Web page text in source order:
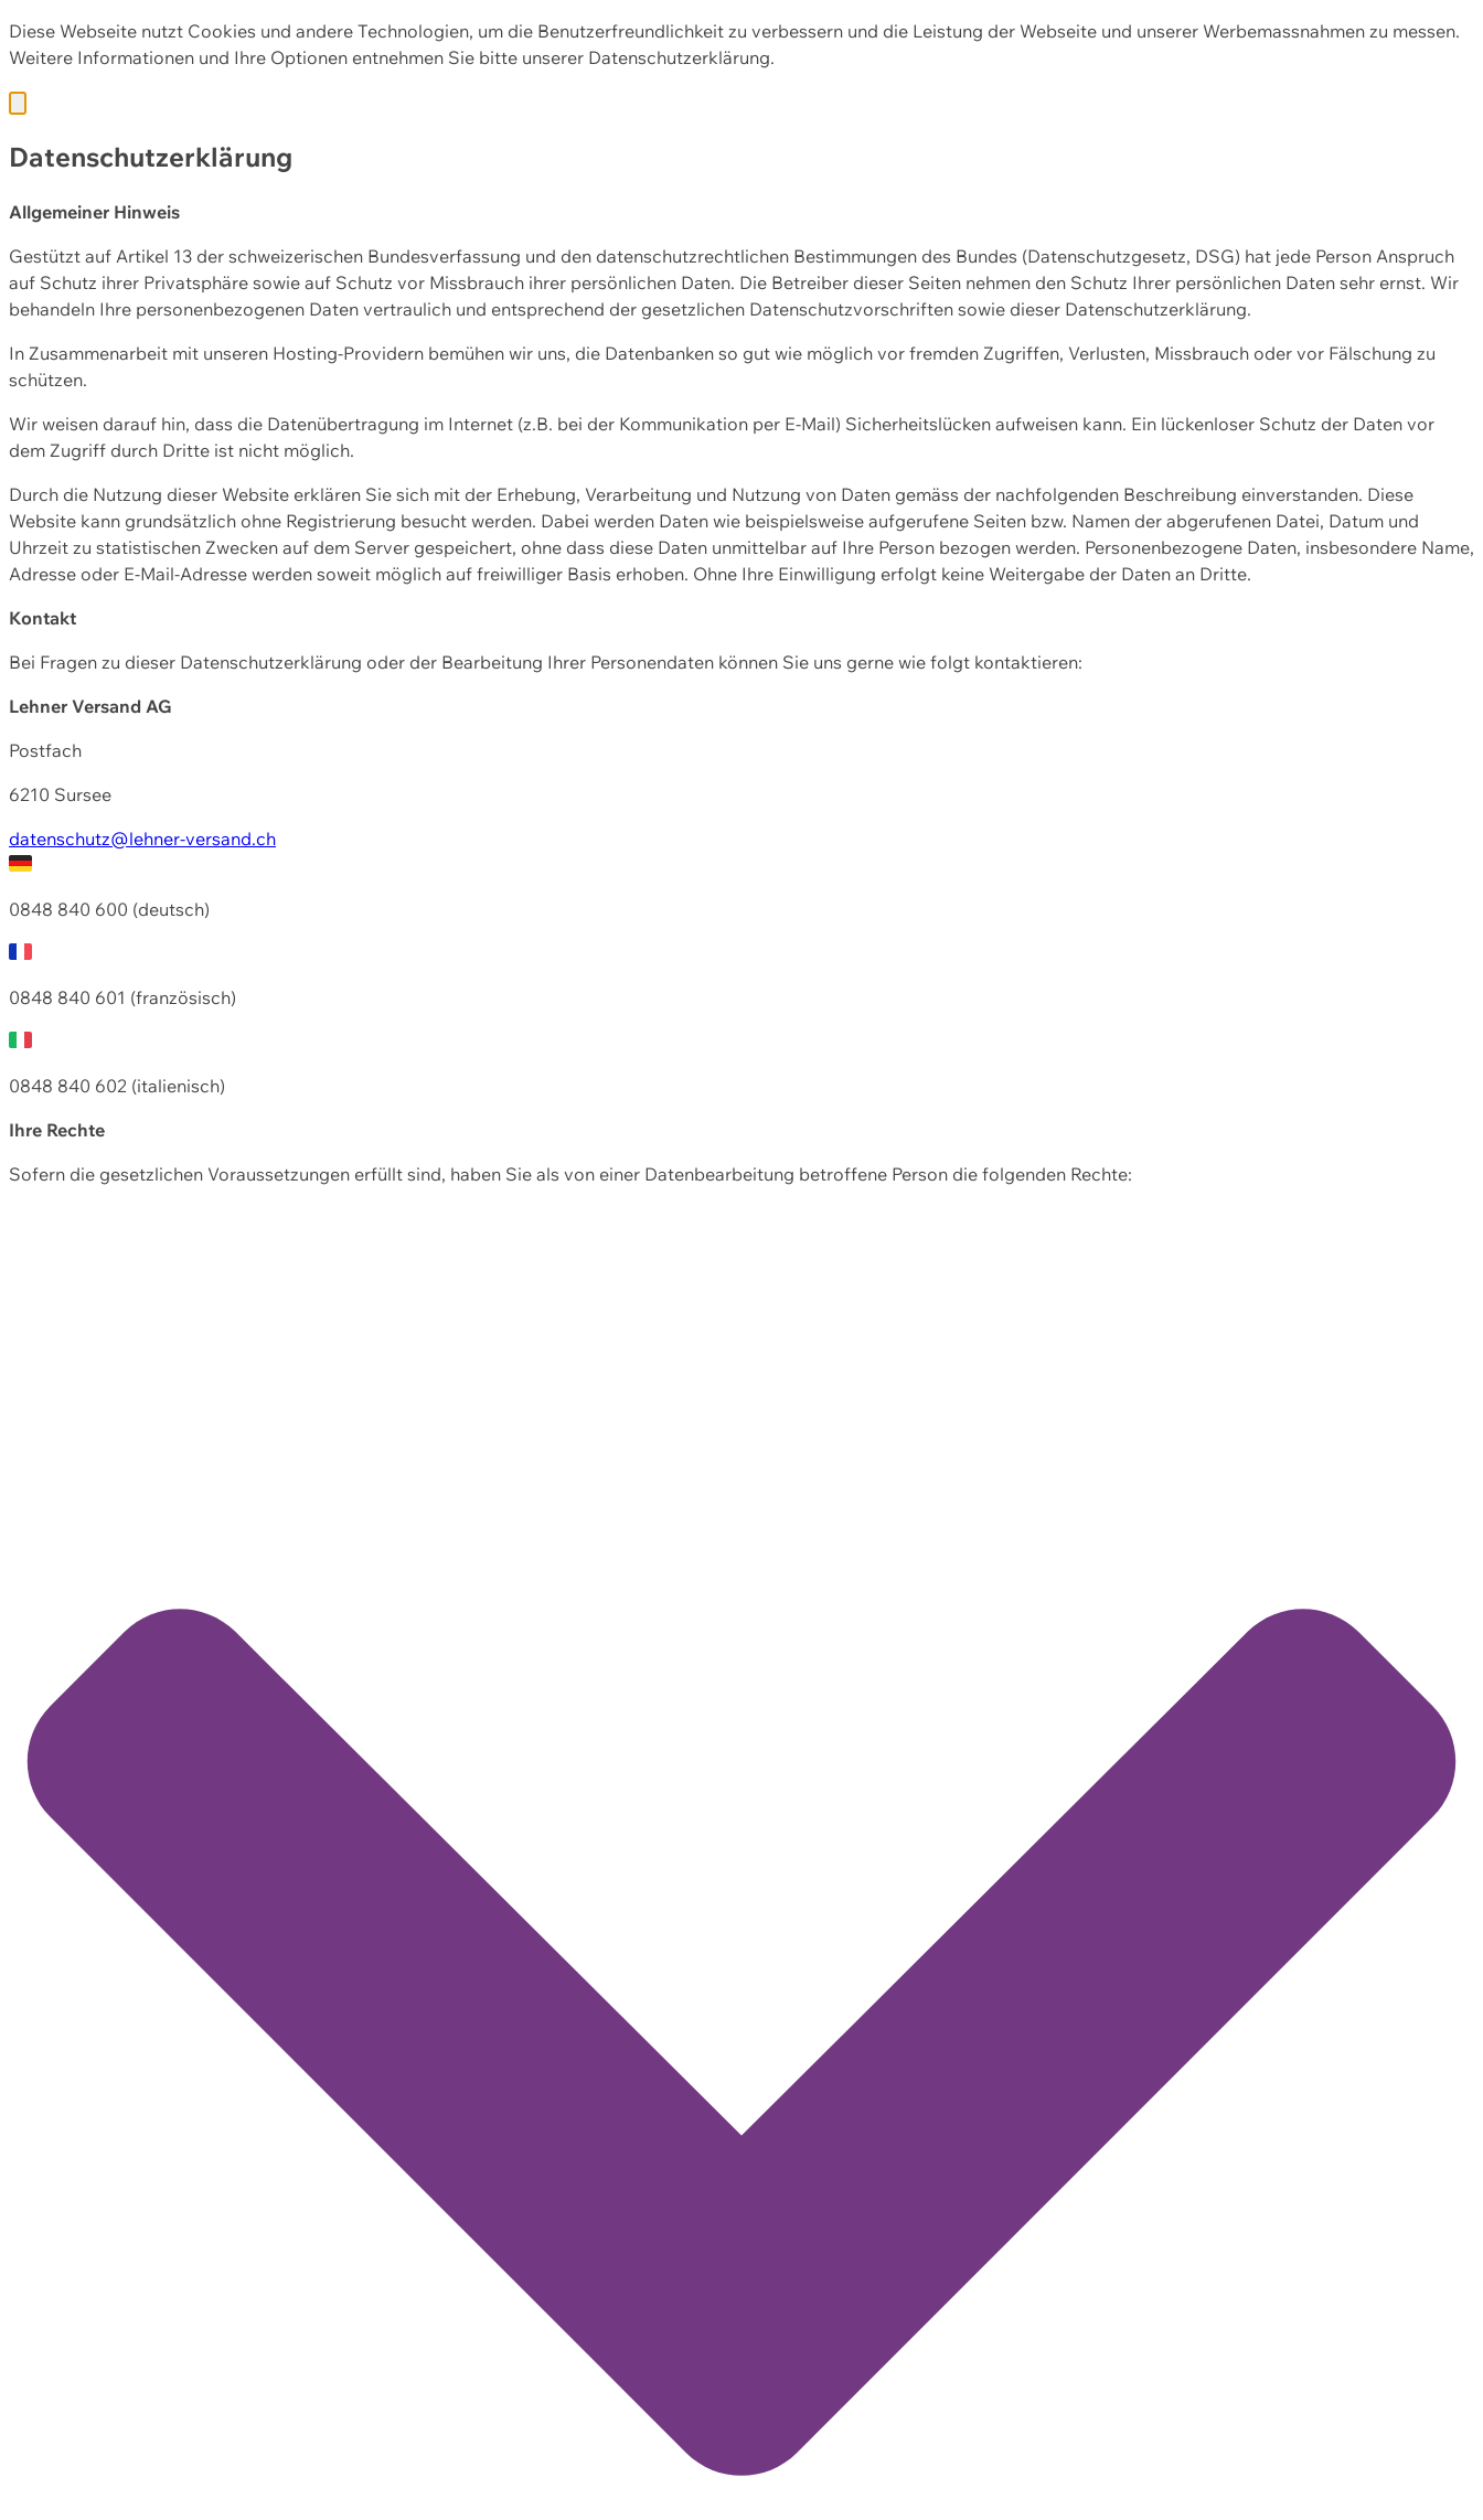
Diese Webseite nutzt Cookies und andere Technologien, um die Benutzerfreundlichkeit zu verbessern und die Leistung der Webseite und unserer Werbemassnahmen zu messen.
Weitere Informationen und Ihre Optionen entnehmen Sie bitte unserer Datenschutzerklärung.
Datenschutzerklärung
Allgemeiner Hinweis
Gestützt auf Artikel 13 der schweizerischen Bundesverfassung und den datenschutzrechtlichen Bestimmungen des Bundes (Datenschutzgesetz, DSG) hat jede Person Anspruch
auf Schutz ihrer Privatsphäre sowie auf Schutz vor Missbrauch ihrer persönlichen Daten. Die Betreiber dieser Seiten nehmen den Schutz Ihrer persönlichen Daten sehr ernst. Wir
behandeln Ihre personenbezogenen Daten vertraulich und entsprechend der gesetzlichen Datenschutzvorschriften sowie dieser Datenschutzerklärung.
In Zusammenarbeit mit unseren Hosting-Providern bemühen wir uns, die Datenbanken so gut wie möglich vor fremden Zugriffen, Verlusten, Missbrauch oder vor Fälschung zu
schützen.
Wir weisen darauf hin, dass die Datenübertragung im Internet (z.B. bei der Kommunikation per E-Mail) Sicherheitslücken aufweisen kann. Ein lückenloser Schutz der Daten vor
dem Zugriff durch Dritte ist nicht möglich.
Durch die Nutzung dieser Website erklären Sie sich mit der Erhebung, Verarbeitung und Nutzung von Daten gemäss der nachfolgenden Beschreibung einverstanden. Diese
Website kann grundsätzlich ohne Registrierung besucht werden. Dabei werden Daten wie beispielsweise aufgerufene Seiten bzw. Namen der abgerufenen Datei, Datum und
Uhrzeit zu statistischen Zwecken auf dem Server gespeichert, ohne dass diese Daten unmittelbar auf Ihre Person bezogen werden. Personenbezogene Daten, insbesondere Name,
Adresse oder E-Mail-Adresse werden soweit möglich auf freiwilliger Basis erhoben. Ohne Ihre Einwilligung erfolgt keine Weitergabe der Daten an Dritte.
Kontakt
Bei Fragen zu dieser Datenschutzerklärung oder der Bearbeitung Ihrer Personendaten können Sie uns gerne wie folgt kontaktieren:
Lehner Versand AG
Postfach
6210 Sursee
datenschutz@lehner-versand.ch
0848 840 600 (deutsch)
0848 840 601 (französisch)
0848 840 602 (italienisch)
Ihre Rechte
Sofern die gesetzlichen Voraussetzungen erfüllt sind, haben Sie als von einer Datenbearbeitung betroffene Person die folgenden Rechte: